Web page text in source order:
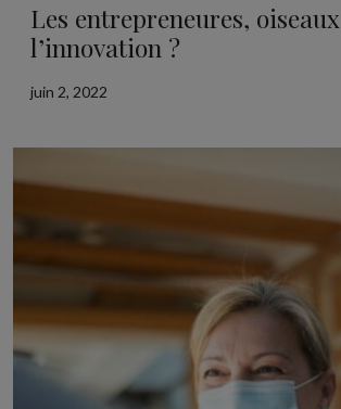
Les entrepreneures,
l’innovation ?
juin 2, 2022